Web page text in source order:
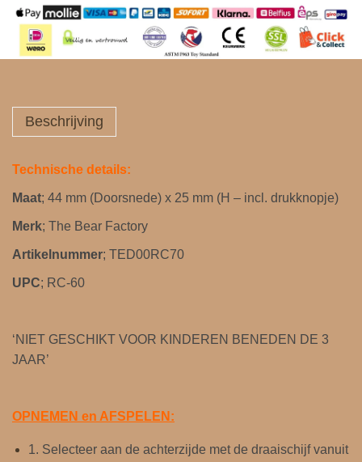
Beschrijving
Technische details:
Maat; 44 mm (Doorsnede) x 25 mm (H – incl. drukknopje)
Merk; The Bear Factory
Artikelnummer; TED00RC70
UPC; RC-60
‘NIET GESCHIKT VOOR KINDEREN BENEDEN DE 3
JAAR’
OPNEMEN en AFSPELEN:
1. Selecteer aan de achterzijde met de draaischijf vanuit